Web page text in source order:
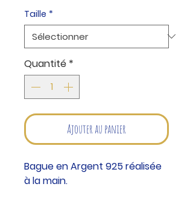
Taille *
Quantité *
Ajouter au panier
Bague en Argent 925 réalisée
à la main.